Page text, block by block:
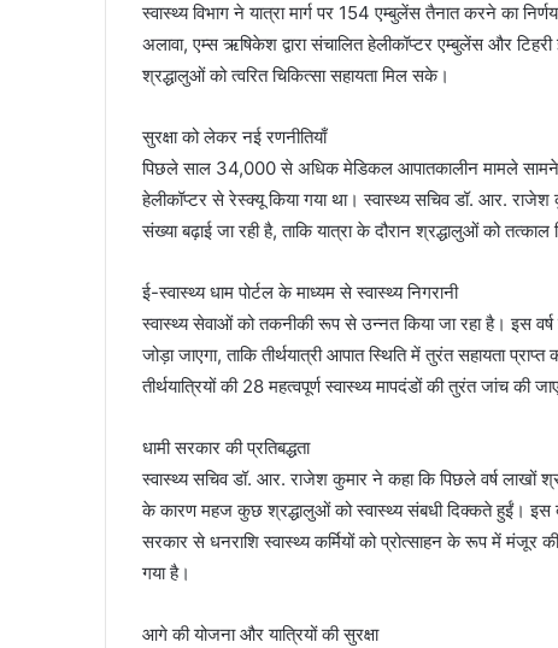
स्वास्थ्य विभाग ने यात्रा मार्ग पर 154 एम्बुलेंस तैनात करने का
अलावा, एम्स ऋषिकेश द्वारा संचालित हेलीकॉप्टर एम्बुलेंस और
श्रद्धालुओं को त्वरित चिकित्सा सहायता मिल सके।
सुरक्षा को लेकर नई रणनीतियाँ
पिछले साल 34,000 से अधिक मेडिकल आपातकालीन मामले सामने
हेलीकॉप्टर से रेस्क्यू किया गया था। स्वास्थ्य सचिव डॉ. आर.
संख्या बढ़ाई जा रही है, ताकि यात्रा के दौरान श्रद्धालुओं को
ई-स्वास्थ्य धाम पोर्टल के माध्यम से स्वास्थ्य निगरानी
स्वास्थ्य सेवाओं को तकनीकी रूप से उन्नत किया जा रहा है। इस
जोड़ा जाएगा, ताकि तीर्थयात्री आपात स्थिति में तुरंत सहायता
तीर्थयात्रियों की 28 महत्वपूर्ण स्वास्थ्य मापदंडों की तुरंत जांच की
धामी सरकार की प्रतिबद्धता
स्वास्थ्य सचिव डॉ. आर. राजेश कुमार ने कहा कि पिछले वर्ष लाखों
के कारण महज कुछ श्रद्धालुओं को स्वास्थ्य संबधी दिक्कते हुईं। इस
सरकार से धनराशि स्वास्थ्य कर्मियों को प्रोत्साहन के रूप में
गया है।
आगे की योजना और यात्रियों की सुरक्षा